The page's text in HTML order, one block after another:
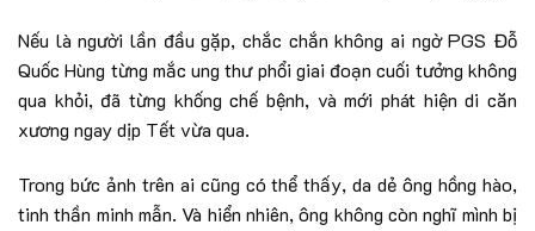
Nếu là người lần đầu gặp, chắc chắn không ai ngờ PGS Đỗ
Quốc Hùng từng mắc ung thư phổi giai đoạn cuối tưởng không
qua khỏi, đã từng khống chế bệnh, và mới phát hiện di căn
xương ngay dịp Tết vừa qua.
Trong bức ảnh trên ai cũng có thể thấy, da dẻ ông hồng hào,
tinh thần minh mẫn. Và hiển nhiên, ông không còn nghĩ mình bị